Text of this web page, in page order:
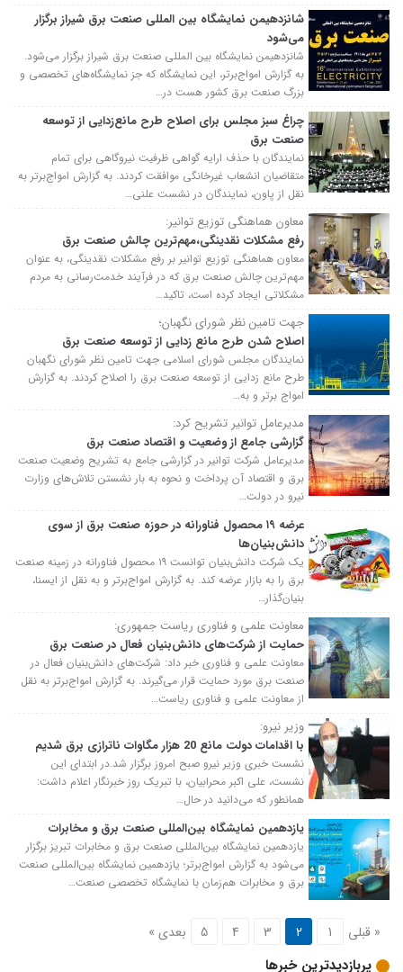
شانزدهیمن نمایشگاه بین المللی صنعت برق شیراز برگزار
می‌شود
شانزدهیمن نمایشگاه بین المللی صنعت برق شیراز برگزار می‌شود.
به گزارش امواج‌برتر، این نمایشگاه که جز نمایشگاه‌های تخصصی و
بزرگ صنعت برق کشور هست در…
چراغ سبز مجلس برای اصلاح طرح مانع‌زدایی از توسعه
صنعت برق
نمایندگان با حذف ارایه گواهی ظرفیت نیروگاهی برای تمام
متقاضیان انشعاب غیرخانگی موافقت کردند. به گزارش امواج‌برتر به
نقل از پاون، نمایندگان در نشست علنی…
معاون هماهنگی توزیع توانیر:
رفع مشکلات نقدینگی،مهم‌ترین چالش صنعت برق
معاون هماهنگی توزیع توانیر بر رفع مشکلات نقدینگی، به عنوان
مهم‌ترین چالش صنعت برق که در فرآیند خدمت‌رسانی به مردم
مشکلاتی ایجاد کرده است، تاکید…
جهت تامین نظر شورای نگهبان؛
اصلاح شدن طرح مانع زدایی از توسعه صنعت برق
نمایندگان مجلس شورای اسلامی جهت تامین نظر شورای نگهبان
طرح مانع زدایی از توسعه صنعت برق را اصلاح کردند. به گزارش
امواج برتر و به…
مدیرعامل توانیر تشریح کرد:
گزارشی جامع از وضعیت و اقتصاد صنعت برق
مدیرعامل شرکت توانیر در گزارشی جامع به تشریح وضعیت صنعت
برق و اقتصاد آن پرداخت و نحوه به بار نشستن تلاش‌های وزارت
نیرو در دولت…
عرضه ۱۹ محصول فناورانه در حوزه صنعت برق از سوی
دانش‌بنیان‌ها
یک شرکت دانش‌بنیان توانست ۱۹ محصول فناورانه در زمینه صنعت
برق را به بازار عرضه کند. به گزارش امواج‌برتر و به نقل از ایسنا،
بنیان‌گذار…
معاونت علمی و فناوری ریاست جمهوری:
حمایت از شرکت‌های دانش‌بنیان فعال در صنعت برق
معاونت علمی و فناوری خبر داد: شرکت‌های دانش‌بنیان فعال در
صنعت برق مورد حمایت قرار می‌گیرند. به گزارش امواج‌برتر به نقل
از معاونت علمی و فناوری ریاست…
وزیر نیرو:
با اقدامات دولت مانع 20 هزار مگاوات ناترازی برق شدیم
نشست خبری وزیر نیرو ‌صبح امروز برگزار شد.در ابتدای این
نشست، علی اکبر محرابیان، با تبریک روز خبرنگار اعلام داشت:
همانطور که می‌دانید در حال…
یازدهمین نمایشگاه بین‌المللی صنعت برق و مخابرات
یازدهمین نمایشگاه بین‌المللی صنعت برق و مخابرات تبریز برگزار
می‌شود به گزارش امواج‌برتر؛ یازدهمین نمایشگاه بین‌المللی صنعت
برق و مخابرات هم‌زمان با نمایشگاه تخصصی صنعت…
« قبلی 1
2
3
4
5 بعدی »
پربازدیدترین خبرها